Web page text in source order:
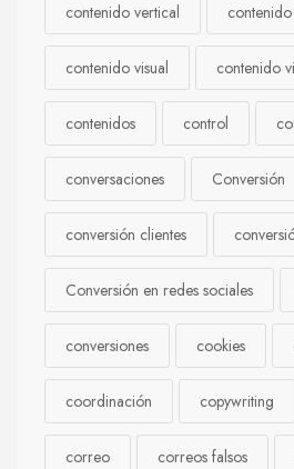
contenido vertical
contenido visual contenido
contenidos control
conversaciones Conversión
conversión clientes
Conversión en redes sociales
conversiones cookies
coordinación copywriting
correo correos falsos